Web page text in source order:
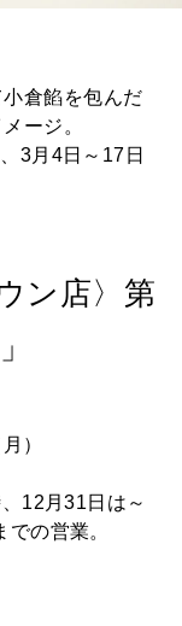
小倉餡を包んだ
ージ。
3月4日～17日
ン店〉第
）
12月31日は～
の営業。